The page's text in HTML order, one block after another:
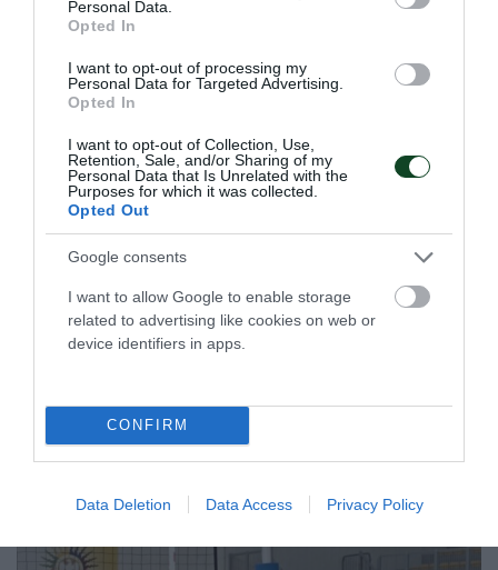
Personal Data.
Opted In
I want to opt-out of processing my
Personal Data for Targeted Advertising.
Opted In
I want to opt-out of Collection, Use,
Retention, Sale, and/or Sharing of my
Personal Data that Is Unrelated with the
Purposes for which it was collected.
Opted Out
Google consents
I want to allow Google to enable storage
related to advertising like cookies on web or
device identifiers in apps.
CONFIRM
Data Deletion Data Access Privacy Policy
Πρώτο το τριφύλλι και στα
Βαλκάνια με Αγγελοκωστόπουλο
Στο Βέλινγκραντ, ανάμεσα στις φημισμένες ιαματικές
πηγές και τον μαγευτικό συνδυασμό βουνών και δασών, ο
Δημήτρης Αγγελοκωστόπουλος ύψωσε την πράσινη σημαία
21.06.2026 ΠΟΔΗΛΑΣΙΑ
ΤΕΛΕΥΤΑΙΑ ΝΕΑ